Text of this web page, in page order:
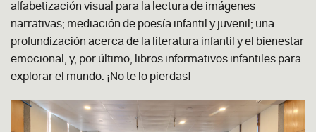
alfabetización visual para la lectura de imágenes
narrativas; mediación de poesía infantil y juvenil; una
profundización acerca de la literatura infantil y el bienestar
emocional; y, por último, libros informativos infantiles para
explorar el mundo. ¡No te lo pierdas!